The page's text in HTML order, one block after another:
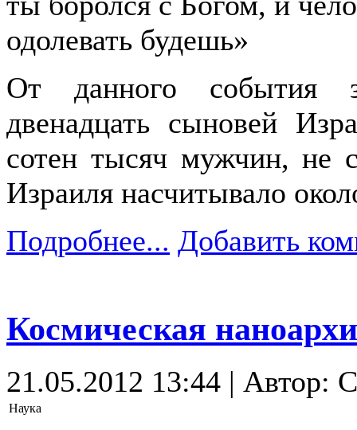
одолевать будешь»
От данного события
двенадцать сыновей
сотен тысяч мужчин, не
Израиля насчитывало
Подробнее... Добавить
Космическая
21.05.2012 13:44 | Автор:
Наука